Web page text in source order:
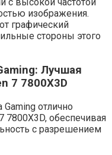
изображения.
графический
стороны этого
Лучшая
7 7800X3D
Gaming отлично
7800X3D, обеспечивая
с разрешением